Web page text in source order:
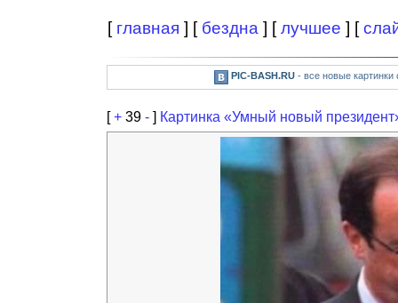
[ главная ] [ бездна ] [лучшее ] [
PIC-BASH.RU- все новые картинки
[+ 39 - ] Картинка «Умный новый